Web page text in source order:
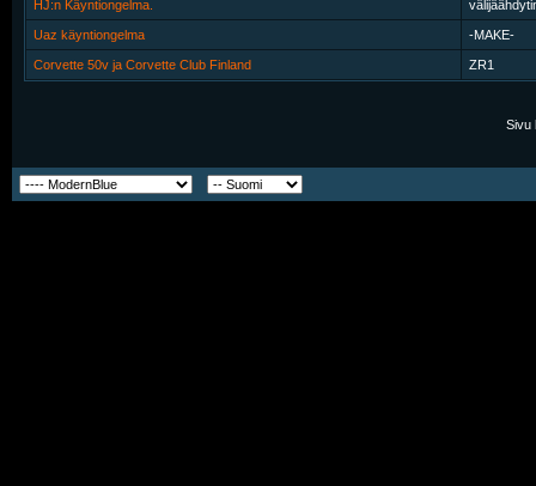
HJ:n Käyntiongelma.
Uaz käyntiongelma -MAKE-
Corvette 50v ja Corvette Club Finland ZR1
Sivu